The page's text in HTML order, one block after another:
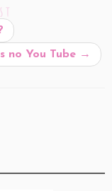
o
n
no You Tube →